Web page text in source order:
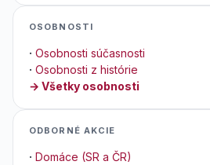
OSOBNOSTI
· Osobnosti súčasnosti
· Osobnosti z histórie
→ Všetky osobnosti
ODBORNÉ AKCIE
· Domáce (SR a ČR)